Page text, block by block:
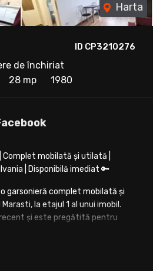
ID CP3210276
de închiriat
28 mp 1980
Harta
mobilată și utilată |
| Disponibilă imediat 🔑
garsonieră complet mobilată și
la etajul 1 al unui imobil.
și este pregătită pentru
acces rapid către principalele